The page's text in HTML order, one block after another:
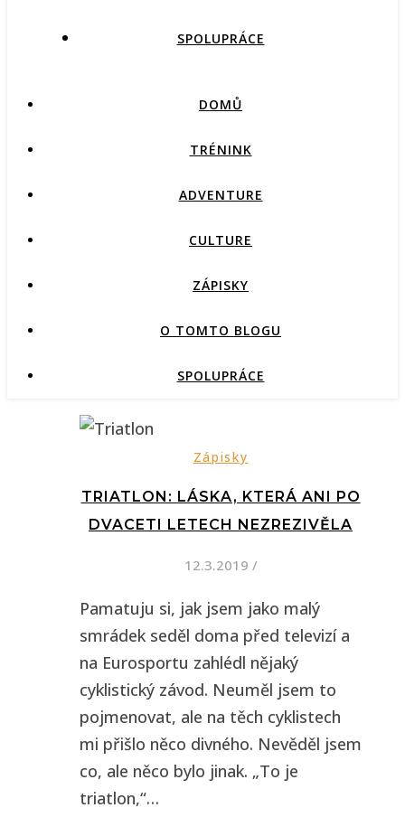
SPOLUPRÁCE
DOMŮ
TRÉNINK
ADVENTURE
CULTURE
ZÁPISKY
O TOMTO BLOGU
SPOLUPRÁCE
Zápisky
TRIATLON: LÁSKA, KTERÁ ANI PO
DVACETI LETECH NEZREZIVĚLA
12.3.2019 /
Pamatuju si, jak jsem jako malý
smrádek seděl doma před televizí a
na Eurosportu zahlédl nějaký
cyklistický závod. Neuměl jsem to
pojmenovat, ale na těch cyklistech
mi přišlo něco divného. Nevěděl jsem
co, ale něco bylo jinak. „To je
triatlon,“…